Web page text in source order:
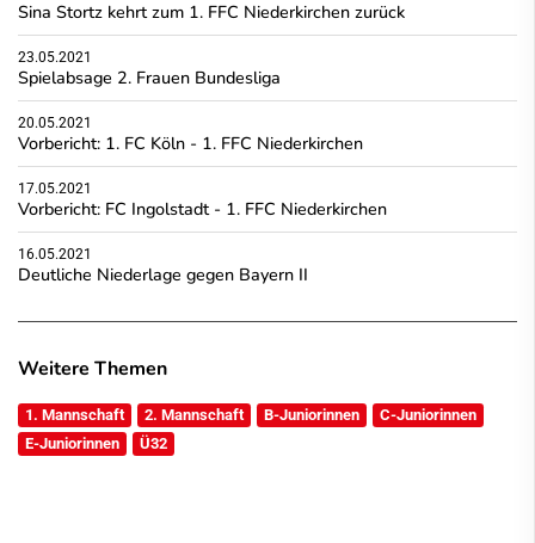
Sina Stortz kehrt zum 1. FFC Niederkirchen zurück
23.05.2021
Spielabsage 2. Frauen Bundesliga
20.05.2021
Vorbericht: 1. FC Köln - 1. FFC Niederkirchen
17.05.2021
Vorbericht: FC Ingolstadt - 1. FFC Niederkirchen
16.05.2021
Deutliche Niederlage gegen Bayern II
Weitere Themen
1. Mannschaft 2. Mannschaft B-Juniorinnen
C-Juniorinnen
E-Juniorinnen
Ü32